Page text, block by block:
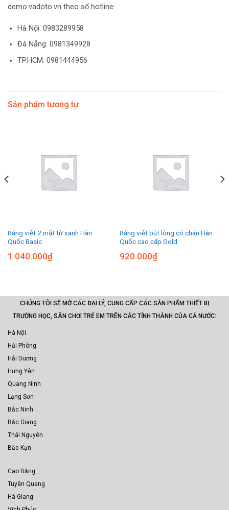
demo.vadoto.vn theo số hotline:
Hà Nội: 0983289958
Đà Nẵng: 0981349928
TP.HCM: 0981444956
Sản phẩm tương tự
Bảng viết 2 mặt từ xanh Hàn
Quốc Basic
1.040.000₫
Bảng viết bút lông có chân Hàn
Quốc cao cấp Gold
920.000₫
CHÚNG TÔI SẼ MỞ CÁC ĐẠI LÝ, CUNG CẤP CÁC SẢN PHẨM THIẾT BỊ
TRƯỜNG HỌC, SÂN CHƠI TRẺ EM TRÊN CÁC TỈNH THÀNH CỦA CẢ NƯỚC:
Hà Nội
Hải Phòng
Hải Dương
Hưng Yên
Quang Ninh
Lạng Sơn
Bắc Ninh
Bắc Giang
Thái Nguyên
Bắc Kạn
Cao Bằng
Tuyên Quang
Hà Giang